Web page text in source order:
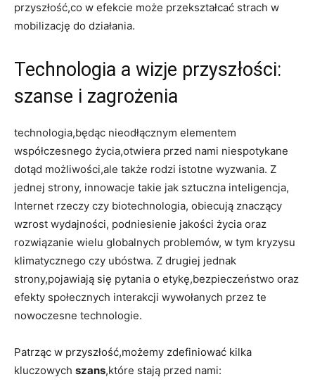
przyszłość,co w efekcie może przekształcać strach w
mobilizację do działania.
Technologia a wizje przyszłości:
szanse i zagrożenia
technologia,będąc nieodłącznym elementem
współczesnego życia,otwiera przed nami niespotykane
dotąd możliwości,ale także rodzi istotne wyzwania. Z
jednej strony, innowacje takie jak sztuczna inteligencja,
Internet rzeczy czy biotechnologia, obiecują znaczący
wzrost wydajności, podniesienie jakości życia oraz
rozwiązanie wielu globalnych problemów, w tym kryzysu
klimatycznego czy ubóstwa. Z drugiej jednak
strony,pojawiają się pytania o etykę,bezpieczeństwo oraz
efekty społecznych interakcji wywołanych przez te
nowoczesne technologie.
Patrząc w przyszłość,możemy zdefiniować kilka
kluczowych szans,które stają przed nami: